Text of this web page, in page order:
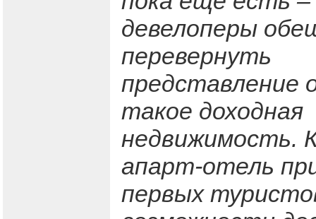
девелоперы
перевернуть
представление
такое доходная
недвижимость.
апарт-отель
первых